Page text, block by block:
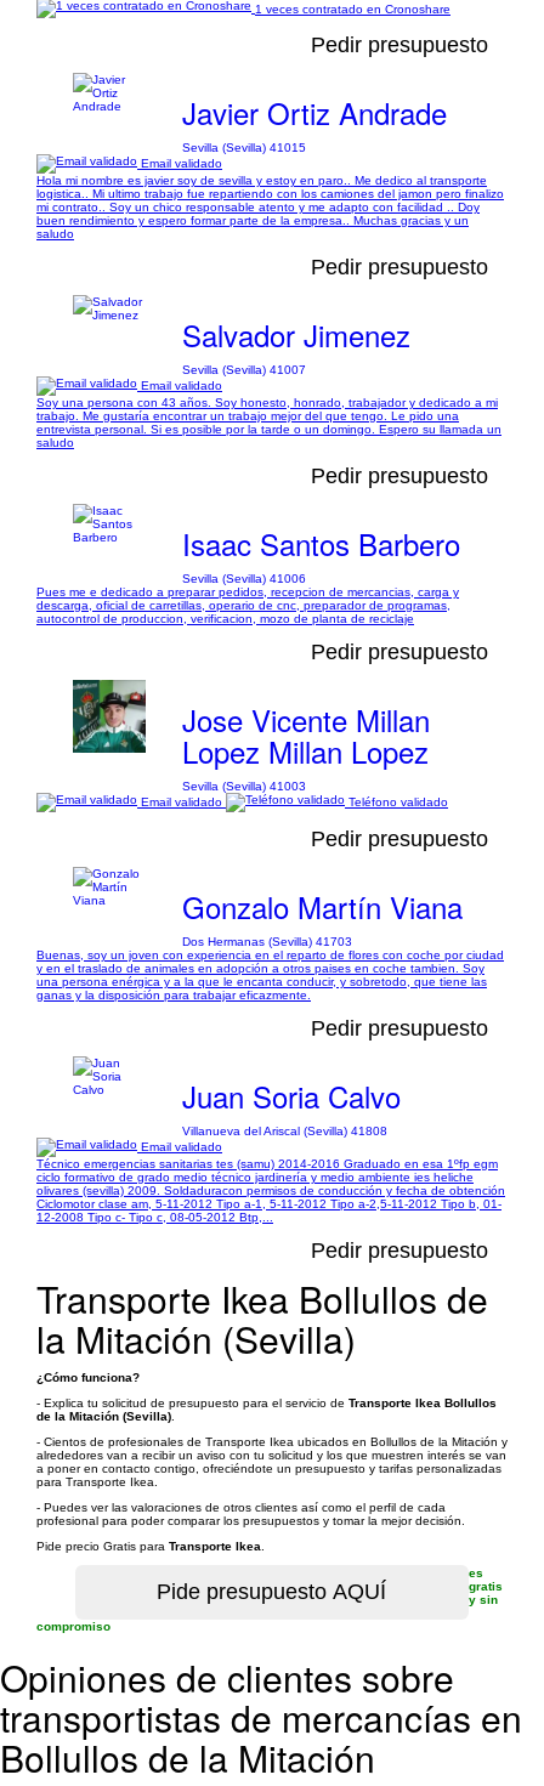
1 veces contratado en Cronoshare
Pedir presupuesto
Javier Ortiz Andrade
Sevilla (Sevilla) 41015
Email validado
Hola mi nombre es javier soy de sevilla y estoy en paro.. Me dedico al transporte
logistica.. Mi ultimo trabajo fue repartiendo con los camiones del jamon pero finalizo
mi contrato.. Soy un chico responsable atento y me adapto con facilidad .. Doy
buen rendimiento y espero formar parte de la empresa.. Muchas gracias y un
saludo
Pedir presupuesto
Salvador Jimenez
Sevilla (Sevilla) 41007
Email validado
Soy una persona con 43 años. Soy honesto, honrado, trabajador y dedicado a mi
trabajo. Me gustaría encontrar un trabajo mejor del que tengo. Le pido una
entrevista personal. Si es posible por la tarde o un domingo. Espero su llamada un
saludo
Pedir presupuesto
Isaac Santos Barbero
Sevilla (Sevilla) 41006
Pues me e dedicado a preparar pedidos, recepcion de mercancias, carga y
descarga, oficial de carretillas, operario de cnc, preparador de programas,
autocontrol de produccion, verificacion, mozo de planta de reciclaje
Pedir presupuesto
Jose Vicente Millan
Lopez Millan Lopez
Sevilla (Sevilla) 41003
Email validado
Teléfono validado
Pedir presupuesto
Gonzalo Martín Viana
Dos Hermanas (Sevilla) 41703
Buenas, soy un joven con experiencia en el reparto de flores con coche por ciudad
y en el traslado de animales en adopción a otros paises en coche tambien. Soy
una persona enérgica y a la que le encanta conducir, y sobretodo, que tiene las
ganas y la disposición para trabajar eficazmente.
Pedir presupuesto
Juan Soria Calvo
Villanueva del Ariscal (Sevilla) 41808
Email validado
Técnico emergencias sanitarias tes (samu) 2014-2016 Graduado en esa 1ºfp egm
ciclo formativo de grado medio técnico jardinería y medio ambiente ies heliche
olivares (sevilla) 2009. Soldaduracon permisos de conducción y fecha de obtención
Ciclomotor clase am, 5-11-2012 Tipo a-1, 5-11-2012 Tipo a-2,5-11-2012 Tipo b, 01-
12-2008 Tipo c- Tipo c, 08-05-2012 Btp,...
Pedir presupuesto
Transporte Ikea Bollullos de
la Mitación (Sevilla)
¿Cómo funciona?
- Explica tu solicitud de presupuesto para el servicio de Transporte Ikea Bollullos
de la Mitación (Sevilla)
- Cientos de profesionales de Transporte Ikea ubicados en Bollullos de la Mitación y
alrededores van a recibir un aviso con tu solicitud y los que muestren interés se van
a poner en contacto contigo, ofreciéndote un presupuesto y tarifas personalizadas
para Transporte Ikea.
- Puedes ver las valoraciones de otros clientes así como el perfil de cada
profesional para poder comparar los presupuestos y tomar la mejor decisión.
Pide precio Gratis para Transporte Ikea
es
gratis
y sin
compromiso
Opiniones de clientes sobre
transportistas de mercancías en
Bollullos de la Mitación